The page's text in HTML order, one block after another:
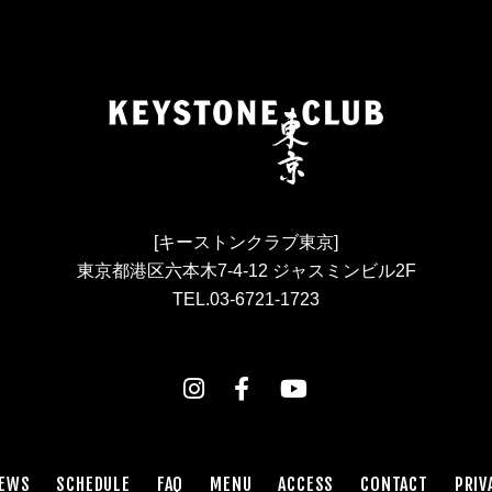
[キーストンクラブ東京]
東京都港区六本木7-4-12 ジャスミンビル2F
TEL.03-6721-1723
SCHEDULE FAQ MENU ACCESS CONTACT